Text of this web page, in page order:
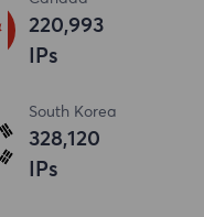
220,994
IPs
South Korea
328,121
IPs